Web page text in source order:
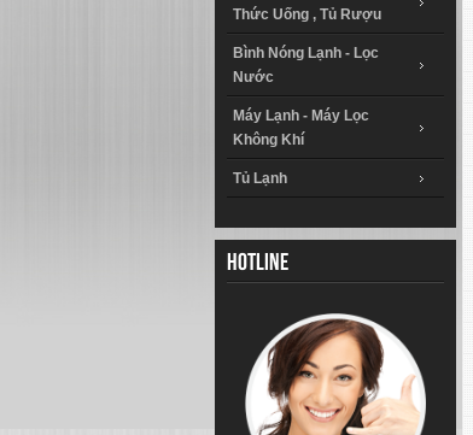
Thức Uống , Tủ Rượu
Bình Nóng Lạnh - Lọc
Nước
Máy Lạnh - Máy Lọc
Không Khí
Tủ Lạnh
Hotline